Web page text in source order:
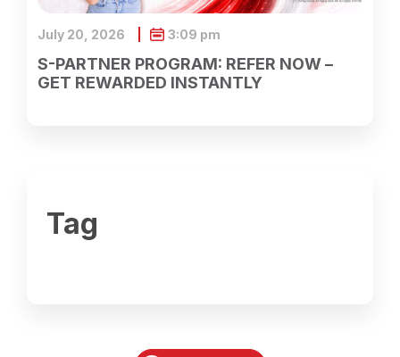
S-PARTNER PROGRAM: REFER NOW –
GET REWARDED INSTANTLY
July 20, 2026 3:09 pm
Tag